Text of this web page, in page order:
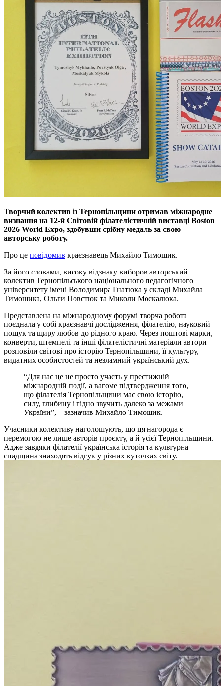
Творчий колектив із Тернопільщини отримав міжнародне
визнання на 12-й Світовій філателістичній виставці Boston
2026 World Expo, здобувши срібну медаль за свою
авторську роботу.
Про це повідомив краєзнавець Михайло Тимошик.
За його словами, високу відзнаку виборов авторський
колектив Тернопільського національного педагогічного
університету імені Володимира Гнатюка у складі Михайла
Тимошика, Ольги Повстюк та Миколи Москалюка.
Представлена на міжнародному форумі творча робота
поєднала у собі краєзнавчі дослідження, філателію, науковий
пошук та щиру любов до рідного краю. Через поштові марки,
конверти, штемпелі та інші філателістичні матеріали автори
розповіли світові про історію Тернопільщини, її культуру,
видатних особистостей та незламний український дух.
“Для нас це не просто участь у престижній
міжнародній події, а вагоме підтвердження того,
що філателія Тернопільщини має свою історію,
силу, глибину і гідно звучить далеко за межами
України”, – зазначив Михайло Тимошик.
Учасники колективу наголошують, що ця нагорода є
перемогою не лише авторів проєкту, а й усієї Тернопільщини.
Адже завдяки філателії українська історія та культурна
спадщина знаходять відгук у різних куточках світу.